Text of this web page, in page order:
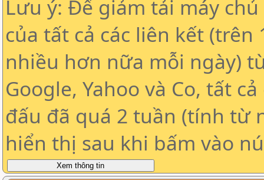
Lưu ý: Để giảm tải máy
của tất cả các liên kết (trên
nhiều hơn nữa mỗi ngày)
Google, Yahoo và Co, tất
đấu đã quá 2 tuần (tính từ
hiển thị sau khi bấm vào